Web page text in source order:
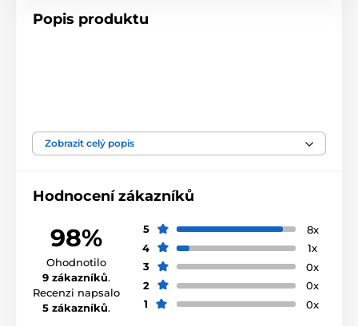
Popis produktu
Produkt je zařazen v kategoriích
Tvrzená skla pro iPhone 13 Mini
Zobrazit celý popis
Hodnocení zákazníků
98%
Ohodnotilo
9 zákazníků.
Recenzi napsalo
5 zákazníků.
5
8x
4
1x
3
0x
2
0x
1
0x